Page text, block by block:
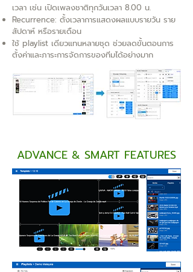
เวลา เช่น เปิดเพลงชาติทุกวันเวลา 8.00 น.
Recurrence: ตั้งเวลาการแสดงผลแบบรายวัน ราย
สัปดาห์ หรือรายเดือน
ใช้ playlist เดียวแทนหลายชุด ช่วยลดขั้นตอนการ
ตั้งค่าและภาระการจัดการของทีมได้อย่างมาก
ADVANCE & SMART FEATURES